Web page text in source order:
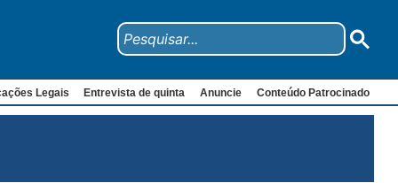
Legais Entrevista de quinta Anuncie Conteúdo Patrocinado